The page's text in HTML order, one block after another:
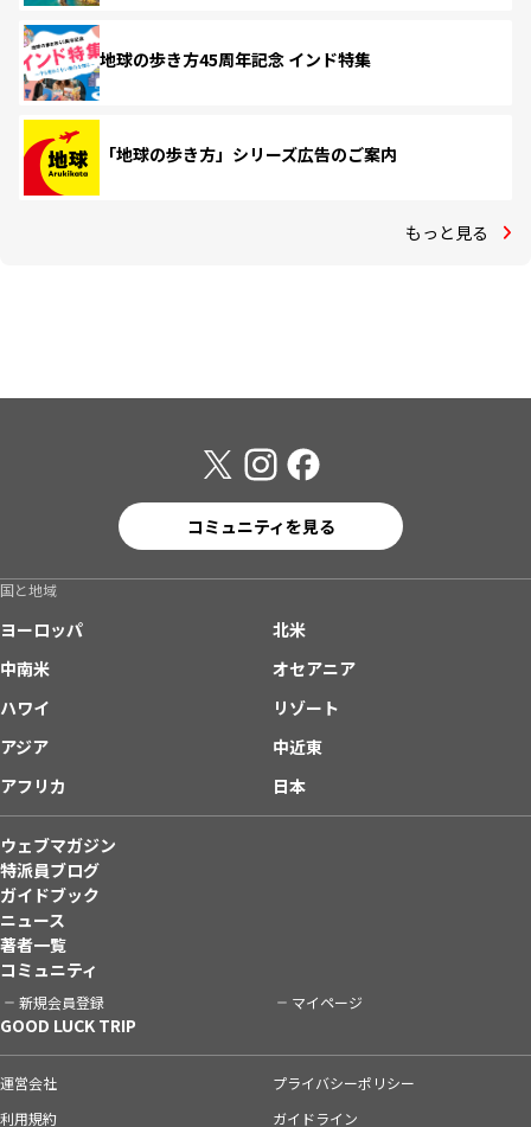
地球の歩き方45周年記念 インド特集
「地球の歩き方」シリーズ広告のご案内
もっと見る
コミュニティを見る
国と地域
ヨーロッパ
北米
中南米
オセアニア
ハワイ
リゾート
アジア
中近東
アフリカ
日本
ウェブマガジン
特派員ブログ
ガイドブック
ニュース
著者一覧
コミュニティ
新規会員登録 マイページ
GOOD LUCK TRIP
運営会社
プライバシーポリシー
利用規約
ガイドライン